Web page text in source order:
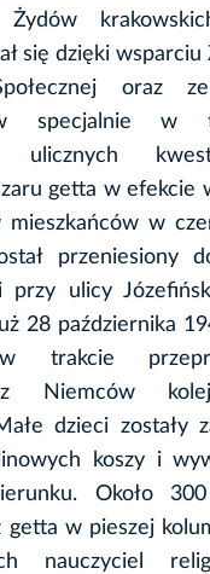
się dzięki
oraz
w specjalnie w
ulicznych
getta w efekcie
mieszkańców w
przeniesiony
przy ulicy
28 października
trakcie
Niemców
dzieci zostały
koszy i
Około
getta w pieszej
nauczyciel